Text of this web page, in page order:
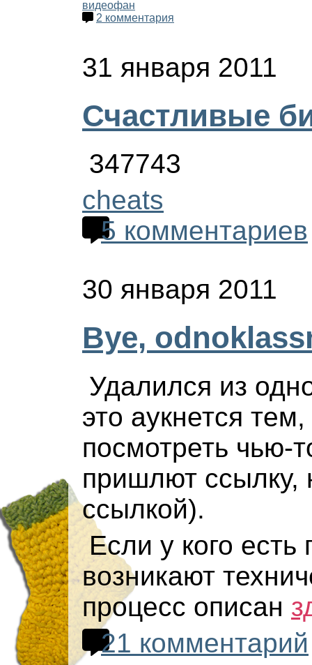
видеофан
2 комментария
31 января 2011
Счастливые
347743
cheats
5 комментариев
30 января 2011
Bye,
Удалился из
это аукнется
посмотреть чью-
пришлют ссылку,
ссылкой).
Если у кого
возникают
процесс описан
21 комментарий